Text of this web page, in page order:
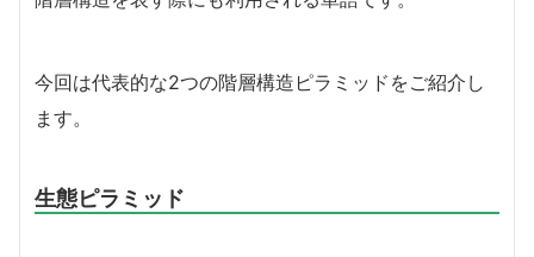
今回は代表的な2つの階層構造ピラミッドをご紹介し
ます。
生態ピラミッド